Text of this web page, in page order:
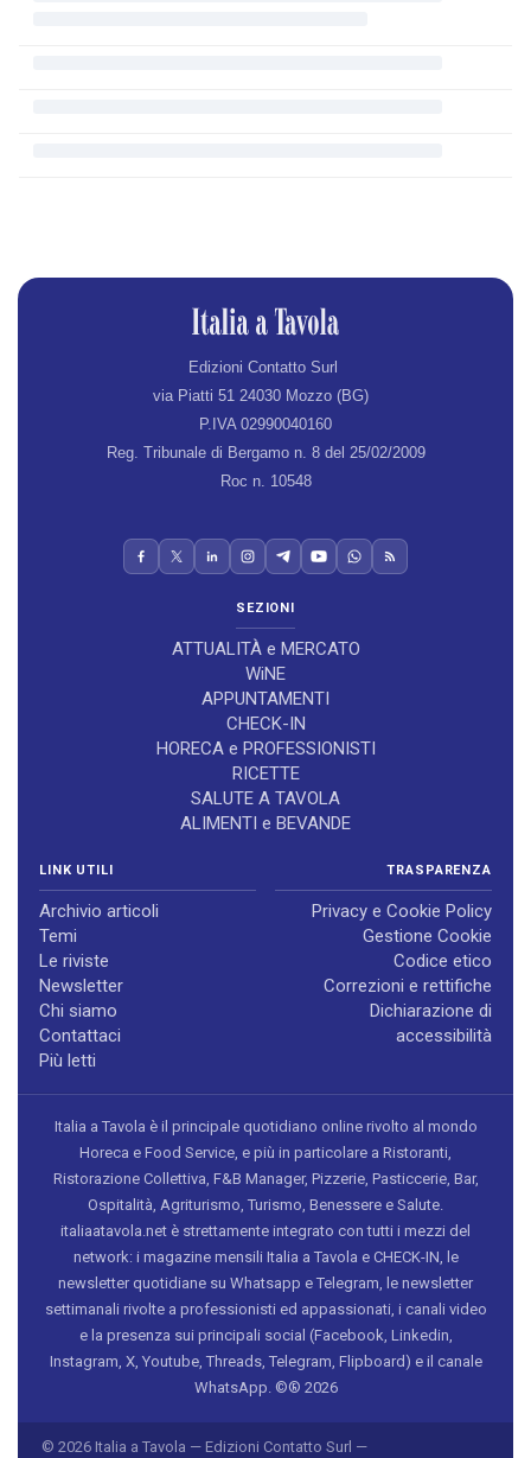
Edizioni Contatto Surl
via Piatti 51 24030 Mozzo (BG)
P.IVA 02990040160
Reg. Tribunale di Bergamo n. 8 del 25/02/2009
Roc n. 10548
SEZIONI
ATTUALITÀ e MERCATO
WiNE
APPUNTAMENTI
CHECK-IN
HORECA e PROFESSIONISTI
RICETTE
SALUTE A TAVOLA
ALIMENTI e BEVANDE
LINK UTILI
Archivio articoli
Temi
Le riviste
Newsletter
Chi siamo
Contattaci
Più letti
TRASPARENZA
Privacy e Cookie Policy
Gestione Cookie
Codice etico
Correzioni e rettifiche
Dichiarazione di
accessibilità
Italia a Tavola è il principale quotidiano online rivolto al mondo
Horeca e Food Service, e più in particolare a Ristoranti,
Ristorazione Collettiva, F&B Manager, Pizzerie, Pasticcerie, Bar,
Ospitalità, Agriturismo, Turismo, Benessere e Salute.
italiaatavola.net è strettamente integrato con tutti i mezzi del
network: i magazine mensili Italia a Tavola e CHECK-IN, le
newsletter quotidiane su Whatsapp e Telegram, le newsletter
settimanali rivolte a professionisti ed appassionati, i canali video
e la presenza sui principali social (Facebook, Linkedin,
Instagram, X, Youtube, Threads, Telegram, Flipboard) e il canale
WhatsApp. ©® 2026
© 2026 Italia a Tavola — Edizioni Contatto Surl —